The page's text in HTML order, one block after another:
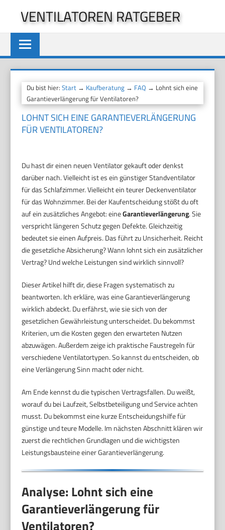
springen
VENTILATOREN RATGEBER
Du bist hier:Start → Kaufberatung → FAQ → Lohnt sich eine
Garantieverlängerung für Ventilatoren?
LOHNT SICH EINE GARANTIEVERLÄNGERUNG
FÜR VENTILATOREN?
Du hast dir einen neuen Ventilator gekauft oder denkst
darüber nach. Vielleicht ist es ein günstiger Standventilator
für das Schlafzimmer. Vielleicht ein teurer Deckenventilator
für das Wohnzimmer. Bei der Kaufentscheidung stößt du oft
auf ein zusätzliches Angebot: eineGarantieverlängerung. Sie
verspricht längeren Schutz gegen Defekte. Gleichzeitig
bedeutet sie einen Aufpreis. Das führt zu Unsicherheit. Reicht
die gesetzliche Absicherung? Wann lohnt sich ein zusätzlicher
Vertrag? Und welche Leistungen sind wirklich sinnvoll?
Dieser Artikel hilft dir, diese Fragen systematisch zu
beantworten. Ich erkläre, was eine Garantieverlängerung
wirklich abdeckt. Du erfährst, wie sie sich von der
gesetzlichen Gewährleistung unterscheidet. Du bekommst
Kriterien, um die Kosten gegen den erwarteten Nutzen
abzuwägen. Außerdem zeige ich praktische Faustregeln für
verschiedene Ventilatortypen. So kannst du entscheiden, ob
eine Verlängerung Sinn macht oder nicht.
Am Ende kennst du die typischen Vertragsfallen. Du weißt,
worauf du bei Laufzeit, Selbstbeteiligung und Service achten
musst. Du bekommst eine kurze Entscheidungshilfe für
günstige und teure Modelle. Im nächsten Abschnitt klären wir
zuerst die rechtlichen Grundlagen und die wichtigsten
Leistungsbausteine einer Garantieverlängerung.
Analyse: Lohnt sich eine
Garantieverlängerung für
Ventilatoren?